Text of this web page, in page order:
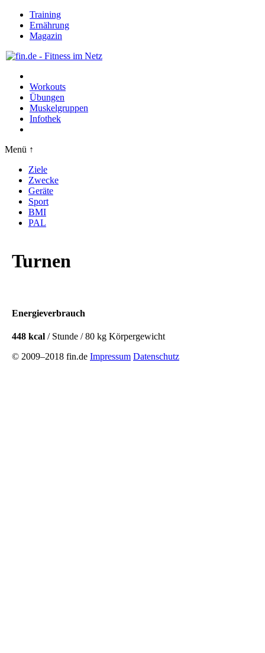
Training
Ernährung
Magazin
Workouts
Übungen
Muskelgruppen
Infothek
Menü ↑
Ziele
Zwecke
Geräte
Sport
BMI
PAL
Turnen
Energieverbrauch
448 kcal / Stunde / 80 kg Körpergewicht
© 2009–2018 fin.de Impressum Datenschutz